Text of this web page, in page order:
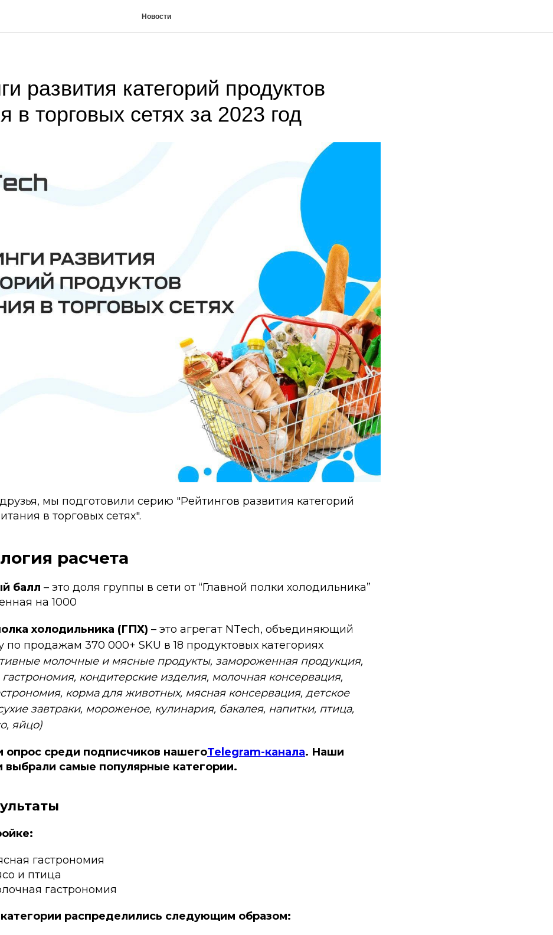
Новости
развития категорий продуктов
в торговых сетях за 2023 год
мы подготовили серию "Рейтингов развития категорий
в торговых сетях".
расчета
балл – это доля группы в сети от “Главной полки холодильника”
на 1000
холодильника (ГПХ) – это агрегат NTеch, объединяющий
по продажам 370 000+ SKU в 18 продуктовых категориях
молочные и мясные продукты, замороженная продукция,
кондитерские изделия, молочная консервация,
корма для животных, мясная консервация, детское
завтраки, мороженое, кулинария, бакалея, напитки, птица,
яйцо)
опрос среди подписчиков нашегоTelegram-канала. Наши
выбрали самые популярные категории.
гастрономия
и птица
гастрономия
распределились следующим образом: